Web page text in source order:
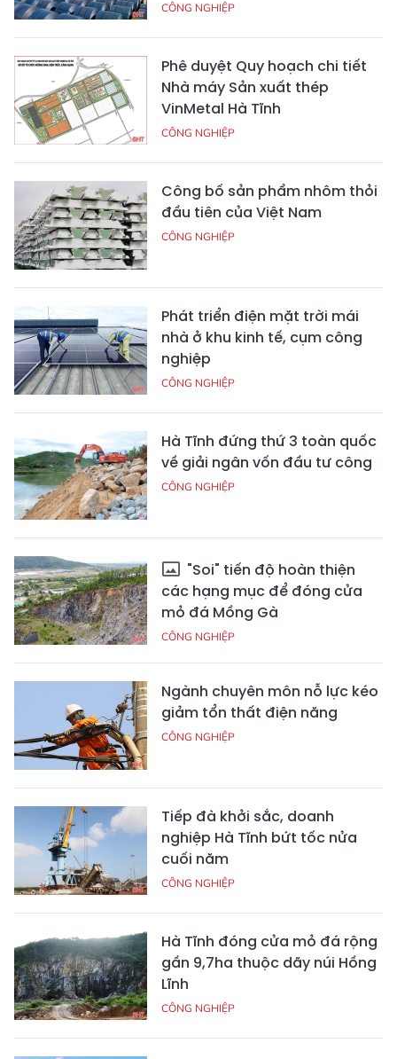
CÔNG NGHIỆP
Phê duyệt Quy hoạch chi tiết
Nhà máy Sản xuất thép
VinMetal Hà Tĩnh
CÔNG NGHIỆP
Công bố sản phẩm nhôm thỏi
đầu tiên của Việt Nam
CÔNG NGHIỆP
Phát triển điện mặt trời mái
nhà ở khu kinh tế, cụm công
nghiệp
CÔNG NGHIỆP
Hà Tĩnh đứng thứ 3 toàn quốc
về giải ngân vốn đầu tư công
CÔNG NGHIỆP
"Soi" tiến độ hoàn thiện
các hạng mục để đóng cửa
mỏ đá Mồng Gà
CÔNG NGHIỆP
Ngành chuyên môn nỗ lực kéo
giảm tổn thất điện năng
CÔNG NGHIỆP
Tiếp đà khởi sắc, doanh
nghiệp Hà Tĩnh bứt tốc nửa
cuối năm
CÔNG NGHIỆP
Hà Tĩnh đóng cửa mỏ đá rộng
gần 9,7ha thuộc dãy núi Hồng
Lĩnh
CÔNG NGHIỆP